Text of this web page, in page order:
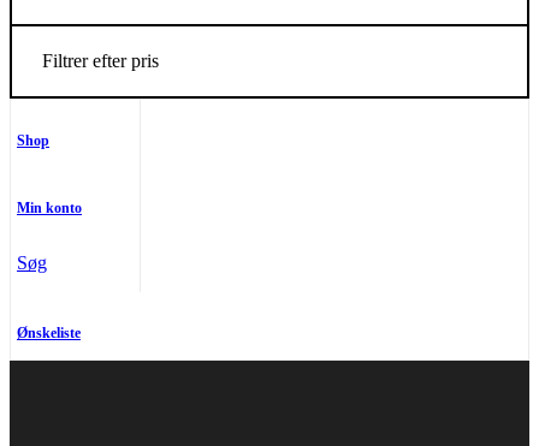
Filtrer efter pris
Shop
Min konto
Søg
Ønskeliste